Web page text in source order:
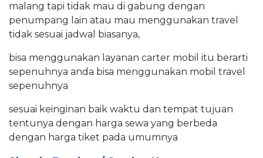
malang tapi tidak mau di gabung dengan
penumpang lain atau mau menggunakan travel
tidak sesuai jadwal biasanya,
bisa menggunakan layanan carter mobil itu berarti
sepenuhnya anda bisa menggunakan mobil travel
sepenuhnya
sesuai keinginan baik waktu dan tempat tujuan
tentunya dengan harga sewa yang berbeda
dengan harga tiket pada umumnya